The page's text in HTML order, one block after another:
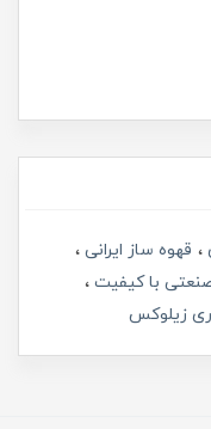
قهوه ساز ایرانی
با کیفیت
زیلوکس